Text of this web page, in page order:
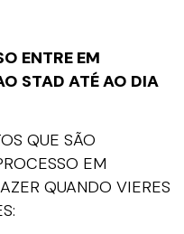
ENTRE EM
STAD ATÉ AO DIA
QUE SÃO
EM
QUANDO VIERES